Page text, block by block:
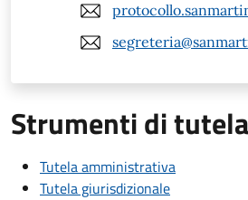
Strumenti di tutela
Tutela amministrativa
Tutela giurisdizionale